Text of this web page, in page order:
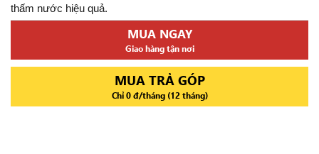
thấm nước hiệu quả.
MUA NGAY
Giao hàng tận nơi
MUA TRẢ GÓP
Chỉ 0 đ/tháng (12 tháng)